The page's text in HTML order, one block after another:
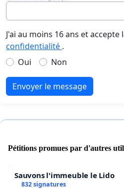
J'ai au moins 16 ans et accepte
confidentialité .
Oui
Non
Envoyer le message
Pétitions promues par d'autres
Sauvons l'immeuble le Lido
832 signatures